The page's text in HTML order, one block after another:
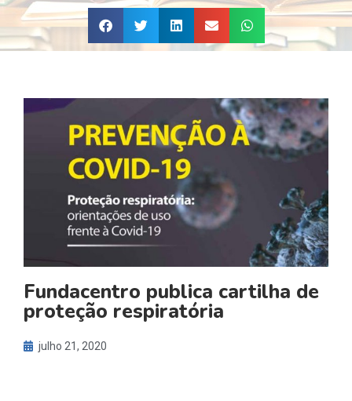
Fundacentro publica cartilha de
proteção respiratória
julho 21, 2020